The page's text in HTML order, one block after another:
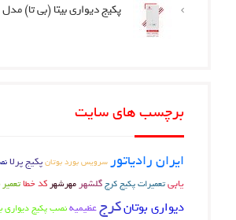
پکیج دیواری بیتا (بی تا) مدل Bita 22
برچسب های سایت
ایران رادیاتور سرویس بورد بوتان پکیج پرلا
یابیتعمیرات پکیج کرجگلشهرمهرشهر کد خطا
دیواری بوتانکرجعظیمیهنصب پکیج دیواری